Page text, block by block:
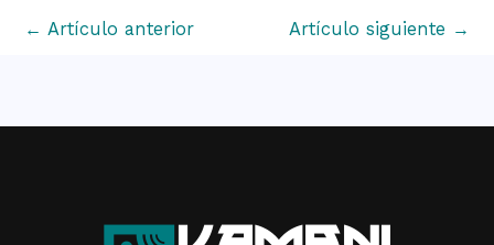
← Artículo anterior Artículo siguiente →